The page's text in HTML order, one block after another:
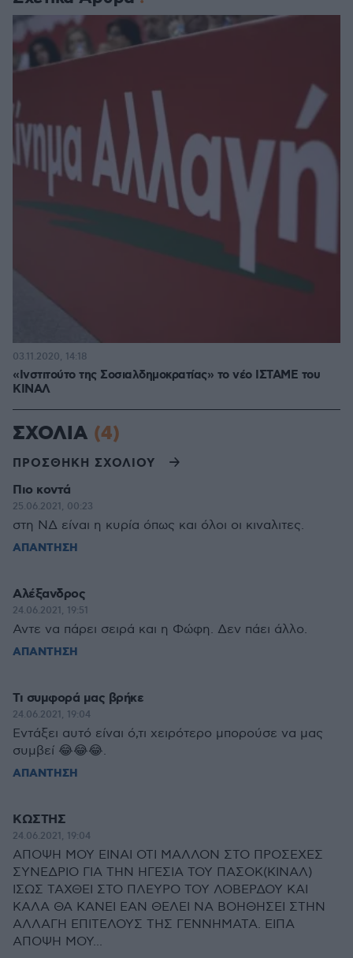
«Ινστιτούτο της Σοσιαλδημοκρατίας» το νέο ΙΣΤΑΜΕ του
ΚΙΝΑΛ
03.11.2020, 14:18
ΣΧΟΛΙΑ (4)
ΠΡΟΣΘΗΚΗ ΣΧΟΛΙΟΥ
Πιο κοντά
25.06.2021, 00:23
στη ΝΔ είναι η κυρία όπως και όλοι οι κιναλιτες.
ΑΠΑΝΤΗΣΗ
Αλέξανδρος
24.06.2021, 19:51
Αντε να πάρει σειρά και η Φώφη. Δεν πάει άλλο.
ΑΠΑΝΤΗΣΗ
Τι συμφορά μας βρήκε
24.06.2021, 19:04
Εντάξει αυτό είναι ό,τι χειρότερο μπορούσε να μας
συμβεί 😂😂😂.
ΑΠΑΝΤΗΣΗ
KΩΣΤΗΣ
24.06.2021, 19:04
ΑΠΟΨΗ ΜΟΥ ΕΙΝΑΙ ΟΤΙ ΜΑΛΛΟΝ ΣΤΟ ΠΡΟΣΕΧΕΣ
ΣΥΝΕΔΡΙΟ ΓΙΑ ΤΗΝ ΗΓΕΣΙΑ ΤΟΥ ΠΑΣΟΚ(ΚΙΝΑΛ)
ΙΣΩΣ ΤΑΧΘΕΙ ΣΤΟ ΠΛΕΥΡΟ ΤΟΥ ΛΟΒΕΡΔΟΥ ΚΑΙ
ΚΑΛΑ ΘΑ ΚΑΝΕΙ ΕΑΝ ΘΕΛΕΙ ΝΑ ΒΟΗΘΗΣΕΙ ΣΤΗΝ
ΑΛΛΑΓΗ ΕΠΙΤΕΛΟΥΣ ΤΗΣ ΓΕΝΝΗΜΑΤΑ. ΕΙΠΑ
ΑΠΟΨΗ ΜΟΥ...